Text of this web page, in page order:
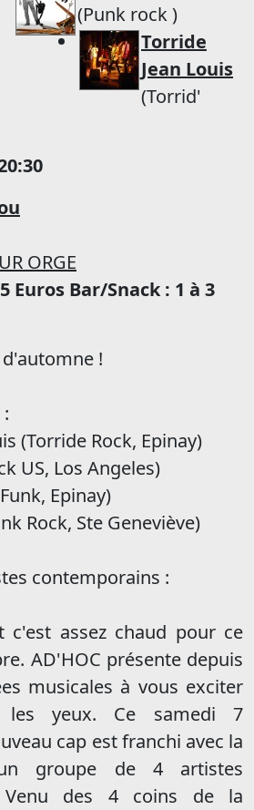
(Punk rock )
Torride
Jean Louis
(Torrid'
ORGE
Euros Bar/Snack : 1 à 3
!
(Torride Rock, Epinay)
US, Los Angeles)
Epinay)
Rock, Ste Geneviève)
contemporains :
c'est assez chaud pour ce
AD'HOC présente depuis
musicales à vous exciter
yeux. Ce samedi 7
cap est franchi avec la
groupe de 4 artistes
Venu des 4 coins de la